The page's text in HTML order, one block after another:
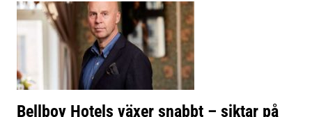
Bellboy Hotels växer snabbt – siktar på